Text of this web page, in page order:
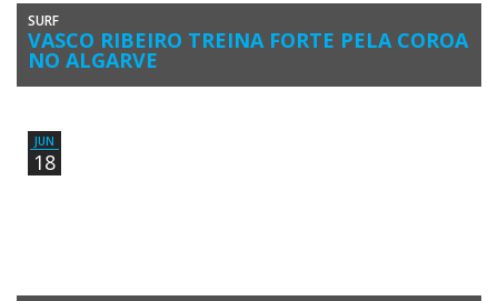
SURF
VASCO RIBEIRO TREINA FORTE PELA COROA
NO ALGARVE
Vasco Ribeiro está no centro das atenções para o Allianz Algarve Pro
JUN
18